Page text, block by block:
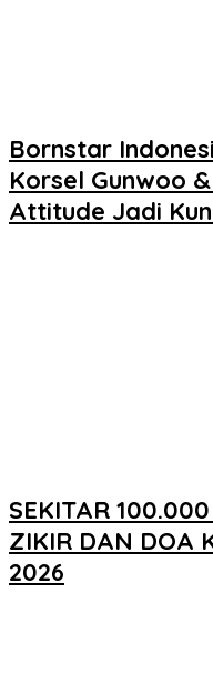
Bornstar
Korsel Gunwoo
Attitude Jadi
SEKITAR
ZIKIR DAN DOA
2026